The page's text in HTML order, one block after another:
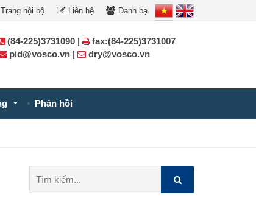
Trang nội bộ Liên hệ Danh bạ
Phản hồi
(84-225)3731090 |
fax:(84-225)3731007
pid@vosco.vn |
dry@vosco.vn
kiếm: